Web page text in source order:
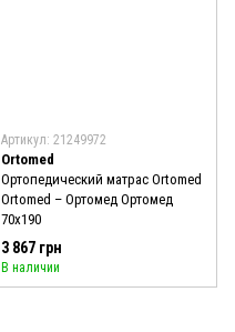
Артикул: 21249972
Ortomed
Ортопедический матрас Ortomed
Ortomed – Ортомед Ортомед
70x190
3 867 грн
В наличии